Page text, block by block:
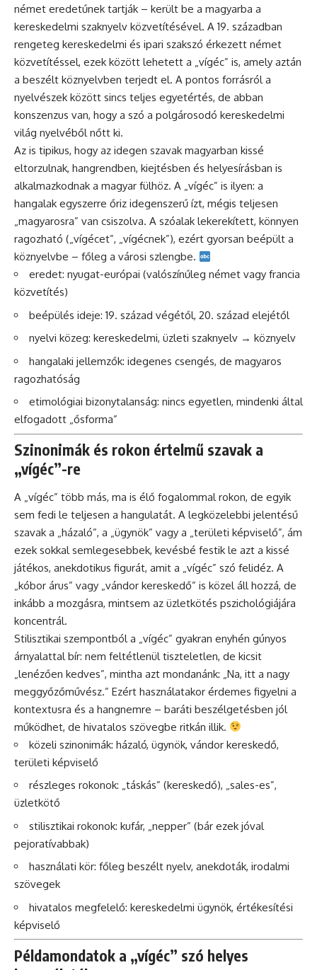
német eredetűnek tartják – került be a magyarba a
kereskedelmi szaknyelv közvetítésével. A 19. században
rengeteg kereskedelmi és ipari szakszó érkezett német
közvetítéssel, ezek között lehetett a „vígéc” is, amely aztán
a beszélt köznyelvben terjedt el. A pontos forrásról a
nyelvészek között sincs teljes egyetértés, de abban
konszenzus van, hogy a szó a polgárosodó kereskedelmi
világ nyelvéből nőtt ki.
Az is tipikus, hogy az idegen szavak magyarban kissé
eltorzulnak, hangrendben, kiejtésben és helyesírásban is
alkalmazkodnak a magyar fülhöz. A „vígéc” is ilyen: a
hangalak egyszerre őriz idegenszerű ízt, mégis teljesen
„magyarosra” van csiszolva. A szóalak lekerekített, könnyen
ragozható („vígécet”, „vígécnek”), ezért gyorsan beépült a
köznyelvbe – főleg a városi szlengbe.
eredet: nyugat-európai (valószínűleg német vagy francia
közvetítés)
beépülés ideje: 19. század végétől, 20. század elejétől
nyelvi közeg: kereskedelmi, üzleti szaknyelv → köznyelv
hangalaki jellemzők: idegenes csengés, de magyaros
ragozhatóság
etimológiai bizonytalanság: nincs egyetlen, mindenki által
elfogadott „ősforma”
Szinonimák és rokon értelmű szavak a
„vígéc”-re
A „vígéc” több más, ma is élő fogalommal rokon, de egyik
sem fedi le teljesen a hangulatát. A legközelebbi jelentésű
szavak a „házaló”, a „ügynök” vagy a „területi képviselő”, ám
ezek sokkal semlegesebbek, kevésbé festik le azt a kissé
játékos, anekdotikus figurát, amit a „vígéc” szó felidéz. A
„kóbor árus” vagy „vándor kereskedő” is közel áll hozzá, de
inkább a mozgásra, mintsem az üzletkötés pszichológiájára
koncentrál.
Stilisztikai szempontból a „vígéc” gyakran enyhén gúnyos
árnyalattal bír: nem feltétlenül tiszteletlen, de kicsit
„lenézően kedves”, mintha azt mondanánk: „Na, itt a nagy
meggyőzőművész.” Ezért használatakor érdemes figyelni a
kontextusra és a hangnemre – baráti beszélgetésben jól
működhet, de hivatalos szövegbe ritkán illik.
közeli szinonimák: házaló, ügynök, vándor kereskedő,
területi képviselő
részleges rokonok: „táskás” (kereskedő), „sales-es”,
üzletkötő
stilisztikai rokonok: kufár, „nepper” (bár ezek jóval
pejoratívabbak)
használati kör: főleg beszélt nyelv, anekdoták, irodalmi
szövegek
hivatalos megfelelő: kereskedelmi ügynök, értékesítési
képviselő
Példamondatok a „vígéc” szó helyes